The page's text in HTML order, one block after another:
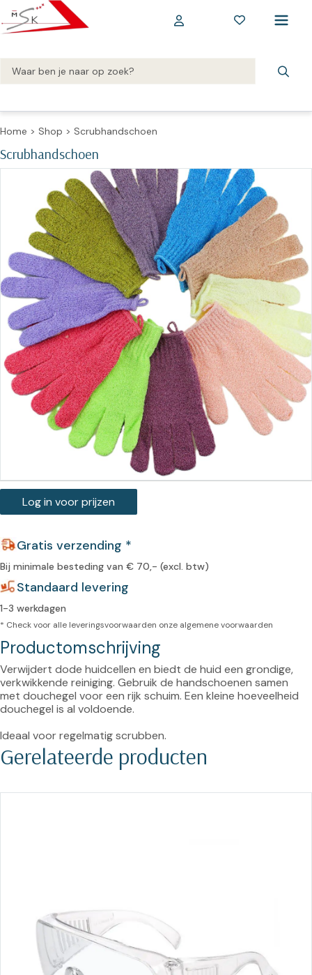
Home > Shop > Scrubhandschoen
Scrubhandschoen
Log in voor prijzen
Gratis verzending *
Bij minimale besteding van € 70,- (excl. btw)
Standaard levering
1-3 werkdagen
* Check voor alle leveringsvoorwaarden onze algemene voorwaarden
Productomschrijving
Verwijdert dode huidcellen en biedt de huid een grondige,
verkwikkende reiniging. Gebruik de handschoenen samen
met douchegel voor een rijk schuim. Een kleine hoeveelheid
douchegel is al voldoende.
Ideaal voor regelmatig scrubben.
Gerelateerde producten